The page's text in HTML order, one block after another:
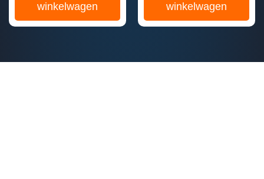
winkelwagen
winkelwagen